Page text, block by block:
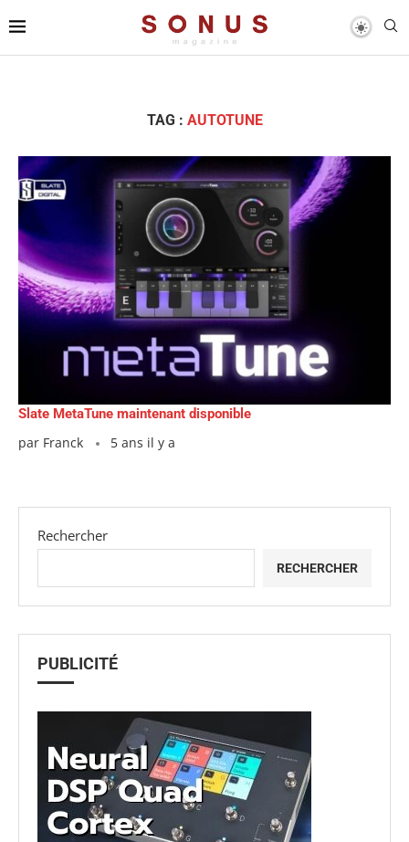
TAG : AUTOTUNE
Slate MetaTune maintenant disponible
par Franck 5 ans il y a
Rechercher
RECHERCHER
PUBLICITÉ